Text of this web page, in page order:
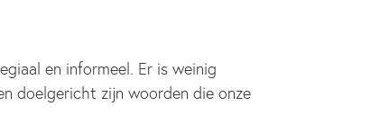
en informeel. Er is weinig
doelgericht zijn woorden die onze